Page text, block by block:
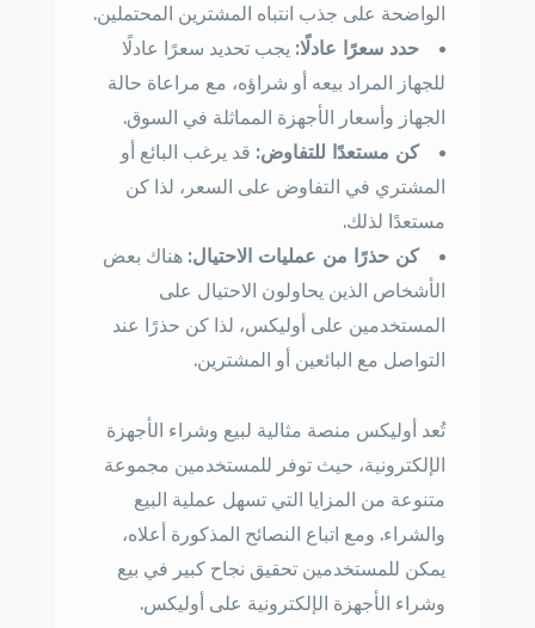
الواضحة على جذب انتباه المشترين المحتملين.
حدد سعرًا عادلًا: يجب تحديد سعرًا عادلًا
للجهاز المراد بيعه أو شراؤه، مع مراعاة حالة
الجهاز وأسعار الأجهزة المماثلة في السوق.
كن مستعدًا للتفاوض: قد يرغب البائع أو
المشتري في التفاوض على السعر، لذا كن
مستعدًا لذلك.
كن حذرًا من عمليات الاحتيال: هناك بعض
الأشخاص الذين يحاولون الاحتيال على
المستخدمين على أوليكس، لذا كن حذرًا عند
التواصل مع البائعين أو المشترين.
تُعد أوليكس منصة مثالية لبيع وشراء الأجهزة
الإلكترونية، حيث توفر للمستخدمين مجموعة
متنوعة من المزايا التي تسهل عملية البيع
والشراء. ومع اتباع النصائح المذكورة أعلاه،
يمكن للمستخدمين تحقيق نجاح كبير في بيع
وشراء الأجهزة الإلكترونية على أوليكس.